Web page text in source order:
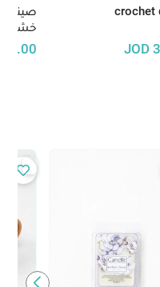
crochet
JOD
خشب
30.00